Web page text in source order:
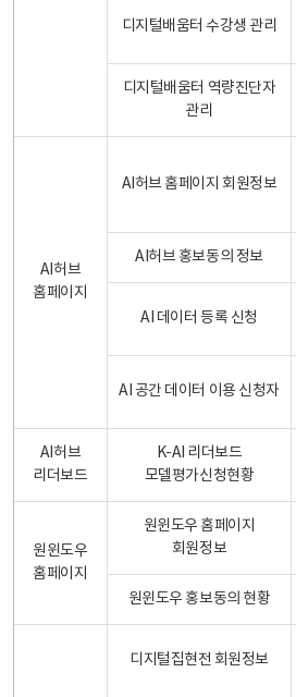
디지털배움터 수강생 관리
디지털배움터 역량진단자
관리
AI허브
홈페이지
AI허브 홈페이지 회원정보
AI허브 홍보동의 정보
AI 데이터 등록 신청
AI 공간 데이터 이용 신청자
AI허브
리더보드
K-AI 리더보드
모델평가신청현황
원윈도우
홈페이지
원윈도우 홈페이지
회원정보
원윈도우 홍보동의 현황
디지털집현전 회원정보